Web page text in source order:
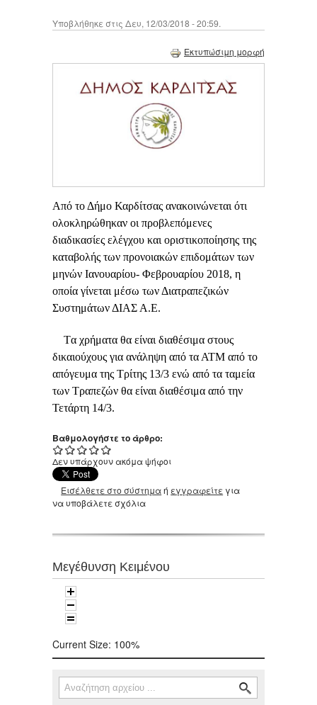
Υποβλήθηκε στις Δευ, 12/03/2018 - 20:59.
Εκτυπώσιμη μορφή
Από το Δήμο Καρδίτσας ανακοινώνεται ότι
ολοκληρώθηκαν οι προβλεπόμενες
διαδικασίες ελέγχου και οριστικοποίησης της
καταβολής των προνοιακών επιδομάτων των
μηνών Ιανουαρίου- Φεβρουαρίου 2018, η
οποία γίνεται μέσω των Διατραπεζικών
Συστημάτων ΔΙΑΣ Α.Ε.
Tα χρήματα θα είναι διαθέσιμα στους
δικαιούχους για ανάληψη από τα ΑΤΜ από το
απόγευμα της Τρίτης 13/3 ενώ από τα ταμεία
των Τραπεζών θα είναι διαθέσιμα από την
Τετάρτη 14/3.
Βαθμολογήστε το άρθρο:
Δεν υπάρχουν ακόμα ψήφοι
Εισέλθετε στο σύστημαή εγγραφείτε για
να υποβάλετε σχόλια
Μεγέθυνση Κειμένου
Current Size: 100%
Φόρμα αναζήτησης
Αναζήτηση